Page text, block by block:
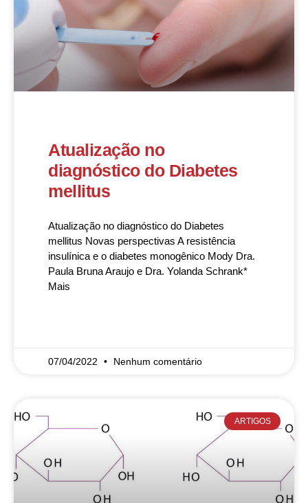
Atualização no
diagnóstico do Diabetes
mellitus
Atualização no diagnóstico do Diabetes
mellitus Novas perspectivas A resistência
insulínica e o diabetes monogênico Mody Dra.
Paula Bruna Araujo e Dra. Yolanda Schrank*
Mais
07/04/2022 Nenhum comentário
ARTIGOS